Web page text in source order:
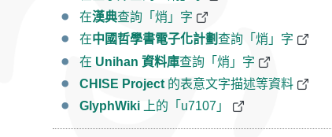
在漢典查詢「焇」字
在中國哲學書電子化計劃 查詢「焇」字
在 Unihan 資料庫查詢「焇」字
CHISE Project 的表意文字描述等資料
GlyphWiki 上的「u7107」